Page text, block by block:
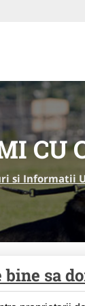
CU
si Informatii
bine sa